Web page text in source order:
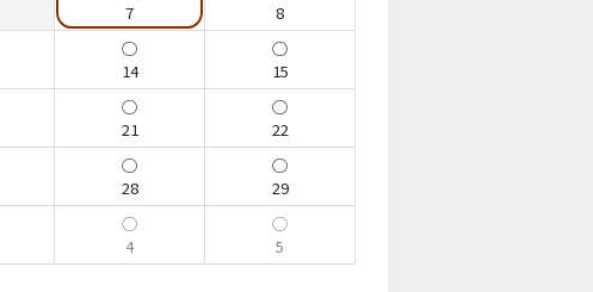
7 8
14 15
21 22
28 29
4 5